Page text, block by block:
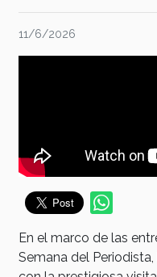
11/6/2026
En el marco de las
Semana del